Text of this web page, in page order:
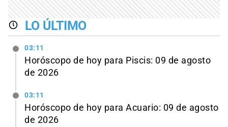
LO ÚLTIMO
03:11
Horóscopo de hoy para Piscis: 09 de agosto
de 2026
03:11
Horóscopo de hoy para Acuario: 09 de agosto
de 2026